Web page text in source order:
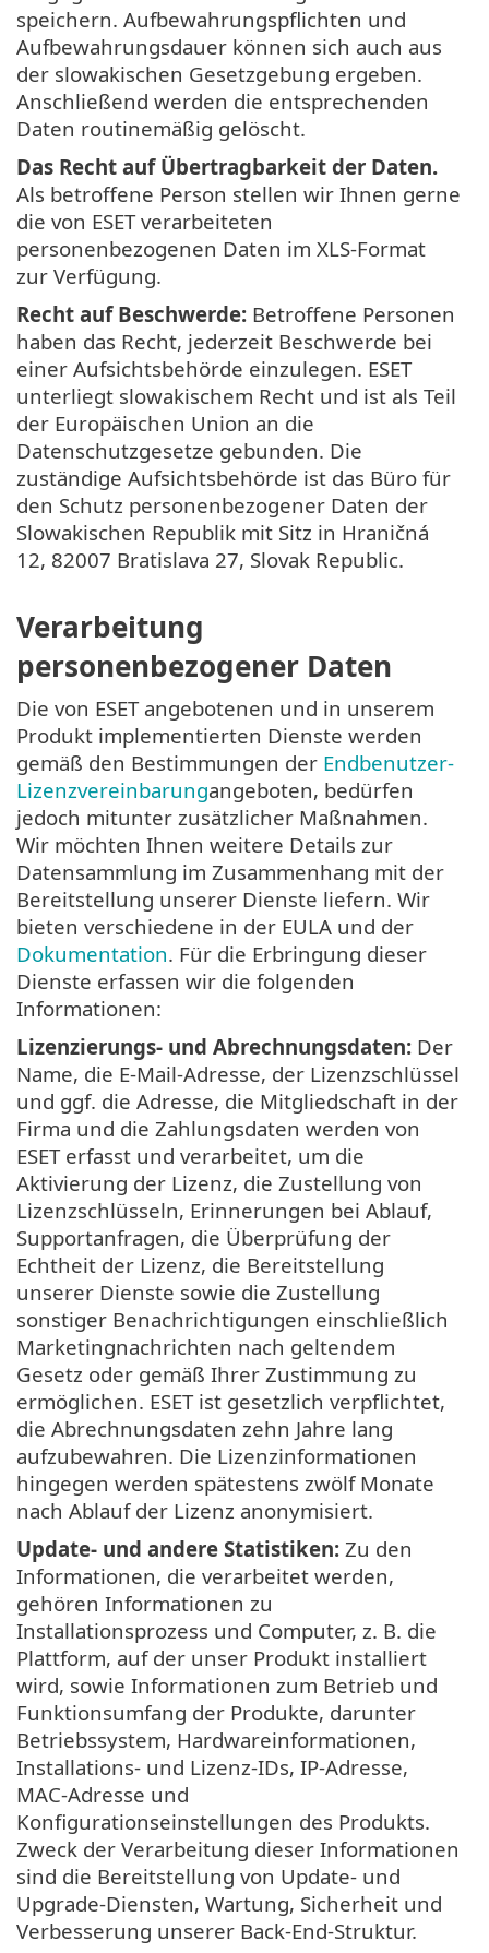
speichern. Aufbewahrungspflichten und
Aufbewahrungsdauer können sich auch aus
der slowakischen Gesetzgebung ergeben.
Anschließend werden die entsprechenden
Daten routinemäßig gelöscht.
Das Recht auf Übertragbarkeit der Daten.
Als betroffene Person stellen wir Ihnen gerne
die von ESET verarbeiteten
personenbezogenen Daten im XLS-Format
zur Verfügung.
Recht auf Beschwerde: Betroffene Personen
haben das Recht, jederzeit Beschwerde bei
einer Aufsichtsbehörde einzulegen. ESET
unterliegt slowakischem Recht und ist als Teil
der Europäischen Union an die
Datenschutzgesetze gebunden. Die
zuständige Aufsichtsbehörde ist das Büro für
den Schutz personenbezogener Daten der
Slowakischen Republik mit Sitz in Hraničná
12, 82007 Bratislava 27, Slovak Republic.
Verarbeitung
personenbezogener Daten
Die von ESET angebotenen und in unserem
Produkt implementierten Dienste werden
gemäß den Bestimmungen der Endbenutzer-
Lizenzvereinbarungangeboten, bedürfen
jedoch mitunter zusätzlicher Maßnahmen.
Wir möchten Ihnen weitere Details zur
Datensammlung im Zusammenhang mit der
Bereitstellung unserer Dienste liefern. Wir
bieten verschiedene in der EULA und der
Dokumentation. Für die Erbringung dieser
Dienste erfassen wir die folgenden
Informationen:
Lizenzierungs- und Abrechnungsdaten: Der
Name, die E-Mail-Adresse, der Lizenzschlüssel
und ggf. die Adresse, die Mitgliedschaft in der
Firma und die Zahlungsdaten werden von
ESET erfasst und verarbeitet, um die
Aktivierung der Lizenz, die Zustellung von
Lizenzschlüsseln, Erinnerungen bei Ablauf,
Supportanfragen, die Überprüfung der
Echtheit der Lizenz, die Bereitstellung
unserer Dienste sowie die Zustellung
sonstiger Benachrichtigungen einschließlich
Marketingnachrichten nach geltendem
Gesetz oder gemäß Ihrer Zustimmung zu
ermöglichen. ESET ist gesetzlich verpflichtet,
die Abrechnungsdaten zehn Jahre lang
aufzubewahren. Die Lizenzinformationen
hingegen werden spätestens zwölf Monate
nach Ablauf der Lizenz anonymisiert.
Update- und andere Statistiken: Zu den
Informationen, die verarbeitet werden,
gehören Informationen zu
Installationsprozess und Computer, z. B. die
Plattform, auf der unser Produkt installiert
wird, sowie Informationen zum Betrieb und
Funktionsumfang der Produkte, darunter
Betriebssystem, Hardwareinformationen,
Installations- und Lizenz-IDs, IP-Adresse,
MAC-Adresse und
Konfigurationseinstellungen des Produkts.
Zweck der Verarbeitung dieser Informationen
sind die Bereitstellung von Update- und
Upgrade-Diensten, Wartung, Sicherheit und
Verbesserung unserer Back-End-Struktur.